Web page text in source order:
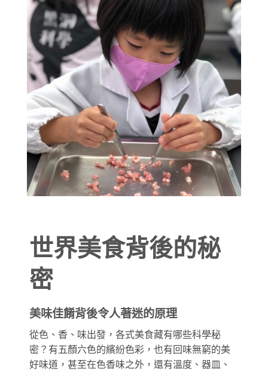
世界美食背後的秘
密
美味佳餚背後令人著迷的原理
從色、香、味出發，各式美食藏有哪些科學秘
密？有五顏六色的繽紛色彩，也有回味無窮的美
好味道，甚至在色香味之外，還有溫度、器皿、